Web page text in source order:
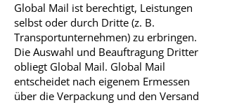
Global Mail ist berechtigt, Leistungen
selbst oder durch Dritte (z. B.
Transportunternehmen) zu erbringen.
Die Auswahl und Beauftragung Dritter
obliegt Global Mail. Global Mail
entscheidet nach eigenem Ermessen
über die Verpackung und den Versand